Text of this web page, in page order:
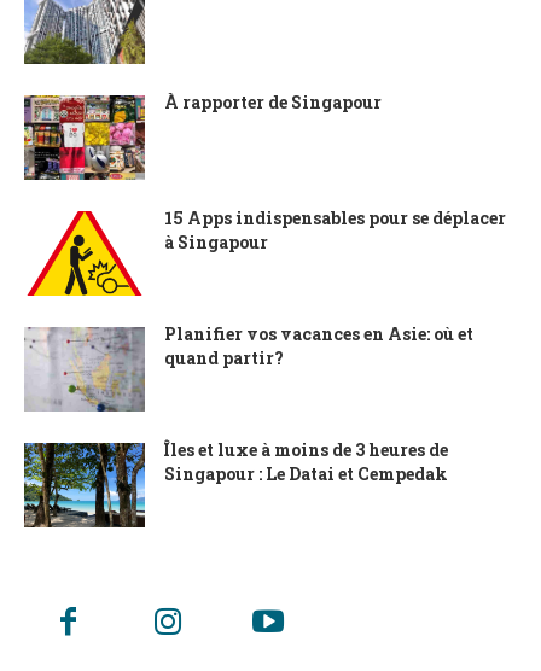
À rapporter de Singapour
15 Apps indispensables pour se déplacer
à Singapour
Planifier vos vacances en Asie: où et
quand partir?
Îles et luxe à moins de 3 heures de
Singapour : Le Datai et Cempedak